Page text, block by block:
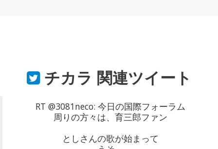
チカラ 関連ツイート
RT @3081neco: 今日の国際フォーラム
周りの方々は、育三郎ファン
としさんの歌が始まって